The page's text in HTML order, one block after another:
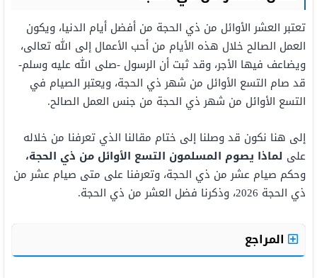
تعتبر العشر الأوائل من ذي الحجة من أفضل أيام الدنيا، ويكون
العمل الصالح خلال هذه الأيام من أحب الأعمال إلى الله تعالى،
ويضاعف فيها الأجر، وقد ثبت أن الرسول -صلى الله عليه وسلم-
قد صام التسع الأوائل من شهر ذي الحجة، ويعتبر الصيام في
التسع الأوائل من شهر ذي الحجة من جنس العمل الصالح.
إلى هنا نكون قد وصلنا إلى ختام مقالنا الذي تعرفنا من خلاله
على لماذا يصوم المسلمون التسع الأوائل من ذي الحجة،
وحكم صيام عشر من ذي الحجة، وتعرفنا على متى صيام عشر من
ذي الحجة 2026، وذكرنا فضل العشر من ذي الحجة.
المراجع